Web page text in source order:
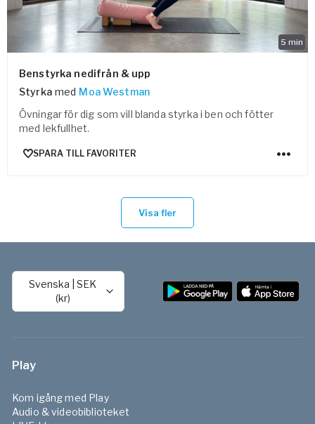
5 min
Benstyrka nedifrån & upp
Styrka med Moa Westman
Övningar för dig som vill blanda styrka i ben och fötter
med lekfullhet.
SPARA TILL FAVORITER
Visa fler
Svenska |SEK
(kr)
Play
Kom igång med Play
Audio & videobiblioteket